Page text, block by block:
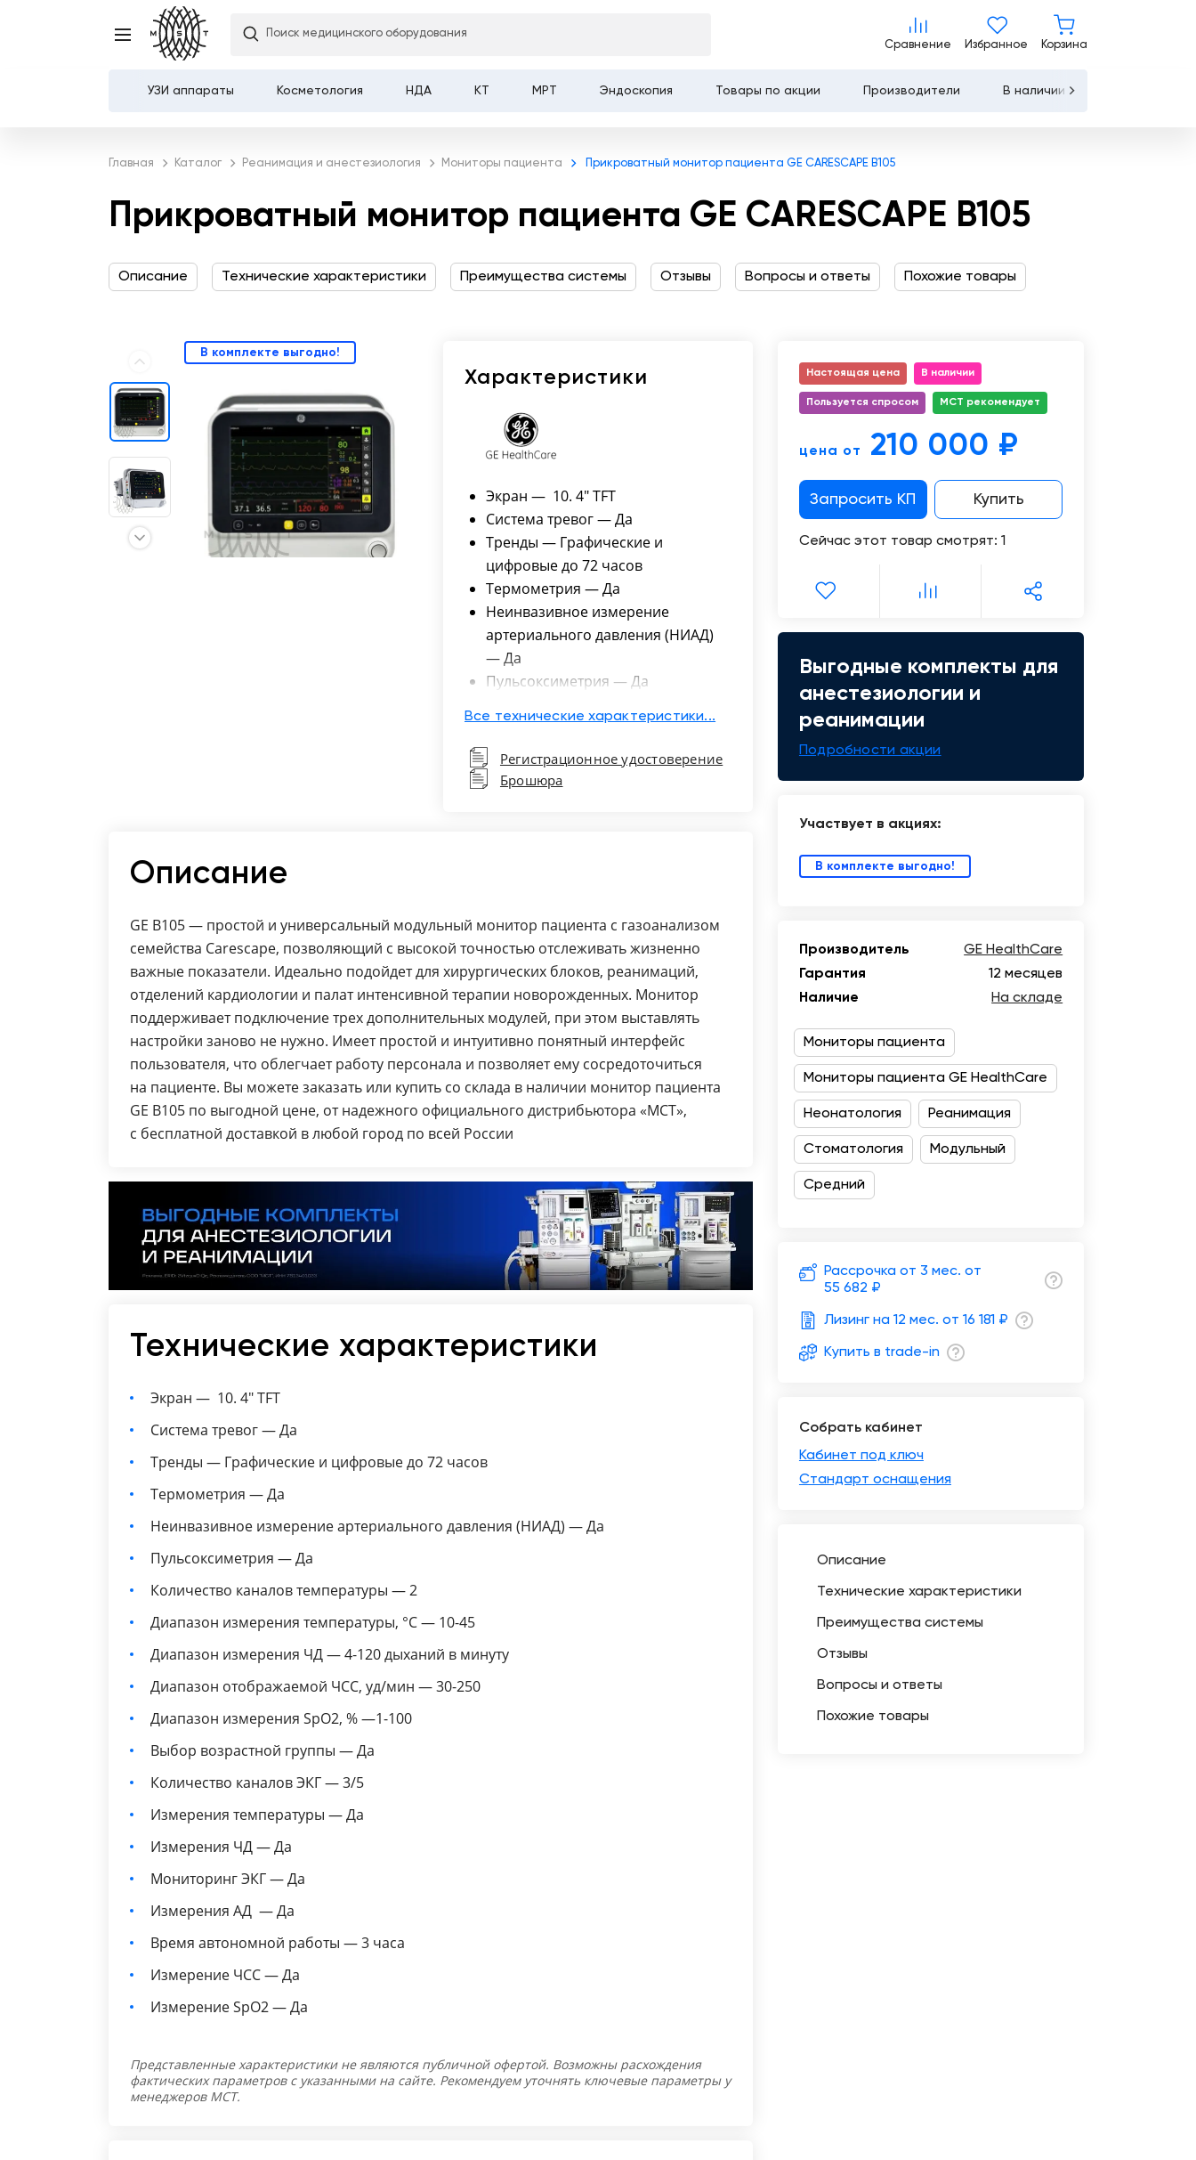
Цифровизация
Консалтинг
Отзывы о товарах
8 (800) 500-90-93
Новосибирск
KG
Поиск медицинского оборудования
Сравнение
Сравнение
Избранное Корзина
УЗИ аппараты Косметология НДА КТ МРТ Эндоскопия Товары по акции Производители В наличии
Главная Каталог Реанимация и анестезиология Мониторы пациента Прикроватный монитор пациента GE CARESCAPE B105
Прикроватный монитор пациента GE CARESCAPE B105
210 000 ₽
Запросить КП Купить
Прикроватный монитор пациента GE CARESCAPE B105
Описание Технические характеристики Преимущества системы Отзывы Вопросы и ответы Похожие товары
В комплекте выгодно!
Характеристики
Экран — 10. 4" TFT
Система тревог — Да
Тренды — Графические и
цифровые до 72 часов
Термометрия — Да
Неинвазивное измерение
артериального давления (НИАД)
— Да
Пульсоксиметрия — Да
температуры — 2
Диапазон измерения
температуры, °C — 10-45
Выбор возрастной группы — Да
Количество каналов ЭКГ — 3/5
Измерения температуры — Да
Измерения ЧД — Да
Мониторинг ЭКГ — Да
Измерения АД — Да
Время автономной работы — 3
часа
Измерение ЧСС — Да
Измерение SpO2 — Да
Все технические характеристики...
Регистрационное удостоверение
Брошюра
Описание
GE B105 — простой и универсальный модульный монитор пациента с газоанализом
семейства Carescape, позволяющий с высокой точностью отслеживать жизненно
важные показатели. Идеально подойдет для хирургических блоков, реанимаций,
отделений кардиологии и палат интенсивной терапии новорожденных. Монитор
поддерживает подключение трех дополнительных модулей, при этом выставлять
настройки заново не нужно. Имеет простой и интуитивно понятный интерфейс
пользователя, что облегчает работу персонала и позволяет ему сосредоточиться
на пациенте. Вы можете заказать или купить со склада в наличии монитор пациента
GE B105 по выгодной цене, от надежного официального дистрибьютора «МСТ»,
с бесплатной доставкой в любой город по всей России
Технические характеристики
Экран — 10. 4" TFT
Система тревог — Да
Тренды — Графические и цифровые до 72 часов
Термометрия — Да
Неинвазивное измерение артериального давления (НИАД) — Да
Пульсоксиметрия — Да
Количество каналов температуры — 2
Диапазон измерения температуры, °C — 10-45
Диапазон измерения ЧД — 4-120 дыханий в минуту
Диапазон отображаемой ЧСС, уд/мин — 30-250
Диапазон измерения SpO2, % —1-100
Выбор возрастной группы — Да
Количество каналов ЭКГ — 3/5
Измерения температуры — Да
Измерения ЧД — Да
Мониторинг ЭКГ — Да
Измерения АД — Да
Время автономной работы — 3 часа
Измерение ЧСС — Да
Измерение SpO2 — Да
Представленные характеристики не являются публичной офертой. Возможны расхождения
фактических параметров с указанными на сайте. Рекомендуем уточнять ключевые параметры у
менеджеров МСТ.
Настоящая цена В наличии
Пользуется спросом МСТ рекомендует
цена от 210 000 ₽
Запросить КП Купить
Сейчас этот товар смотрят: 1
Выгодные комплекты для
анестезиологии и
реанимации
Подробности акции
Участвует в акциях:
В комплекте выгодно!
Производитель
GE HealthCare
Гарантия
12 месяцев
Наличие
На складе
Мониторы пациента
Мониторы пациента GE HealthCare
Неонатология Реанимация
Стоматология Модульный
Средний
Рассрочка от 3 мес. от
55 682 ₽
Лизинг на 12 мес. от 16 181 ₽
Купить в trade-in
Собрать кабинет
Кабинет под ключ
Стандарт оснащения
Описание
Технические характеристики
Преимущества системы
Отзывы
Вопросы и ответы
Похожие товары